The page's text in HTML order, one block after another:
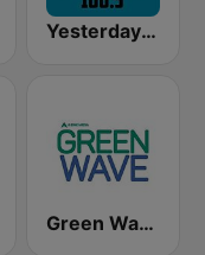
Yesterday 106.5 FM
Green Wave 106.5 FM